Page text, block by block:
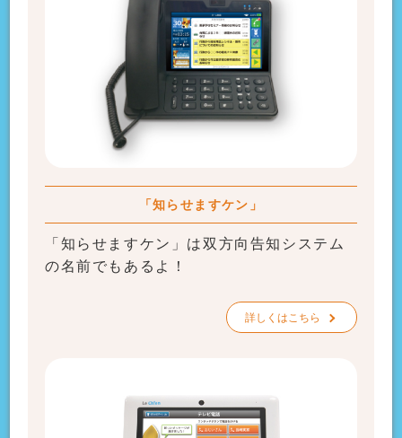
「知らせますケン」
「知らせますケン」は双方向告知システム
の名前でもあるよ！
詳しくはこちら